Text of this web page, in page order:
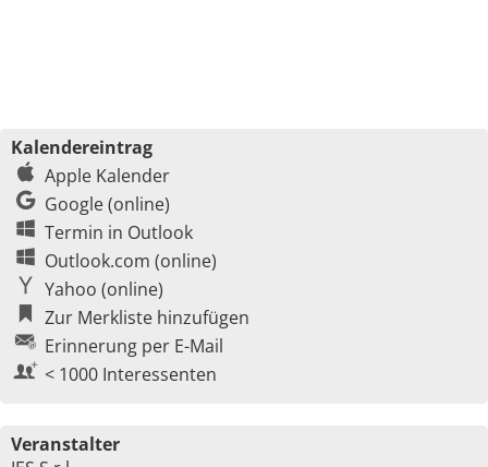
Kalendereintrag
Apple Kalender
Google (online)
Termin in Outlook
Outlook.com (online)
Yahoo (online)
Zur Merkliste hinzufügen
Erinnerung per E-Mail
< 1000 Interessenten
Veranstalter